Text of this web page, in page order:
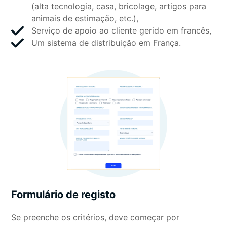
(alta tecnologia, casa, bricolage, artigos para
animais de estimação, etc.),
Serviço de apoio ao cliente gerido em francês,
Um sistema de distribuição em França.
Formulário de registo
Se preenche os critérios, deve começar por